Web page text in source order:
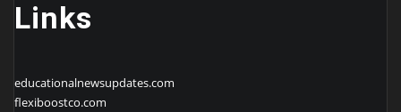
Links
educationalnewsupdates.com
flexiboostco.com